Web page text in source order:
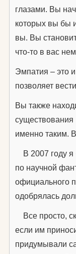
глазами. Вы
которых вы бы
вы. Вы
что-то в вас
Эмпатия – это
позволяет
Вы также
существования
именно таким.
В 2007 году я
по научной
официального
одобрялась
Все просто,
если им
придумывали